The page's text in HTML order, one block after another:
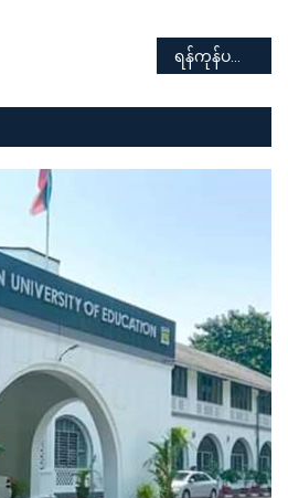
ရန်ကုန်ပညာရေးတက္ကသိုလ် ၂၀၂၂-၂၀၂၃ ပညာသင်နှစ် မောင်မယ်သစ်လွင်ကြိုဆိုပွဲ အခမ်းအနား